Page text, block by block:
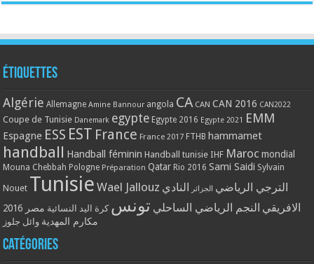
Étiquettes
Algérie Allemagne Amine Bannour angola CA CAN CAN 2016 CAN2022
Coupe de Tunisie Danemark egypte Egypte 2016 Egypte 2021 EMM
Espagne ESS EST France France 2017 FTHB hammamet
handball Handball féminin Handball tunisie IHF Maroc mondial
Mouna Chebbah Pologne Préparation Qatar Rio 2016 Sami Saidi Sylvain
Nouet Tunisie Wael Jallouz الترجي الرياضي الجزائر النادي
الافريقي النجم الرياضي الساحلي تونس كرة اليد النسائية مصر 2016
مكارم المهدية وائل جلوز
Catégories